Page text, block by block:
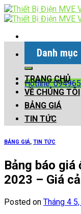
Skip
to
Search
for:
Hotline:
Danh
TRANG CHỦ
VỀ CHÚNG TÔI
BẢNG GIÁ
TIN TỨC
BẢNG GIÁ, TIN TỨC
Bảng báo giá
2023 – Giá
Posted on Tháng 4